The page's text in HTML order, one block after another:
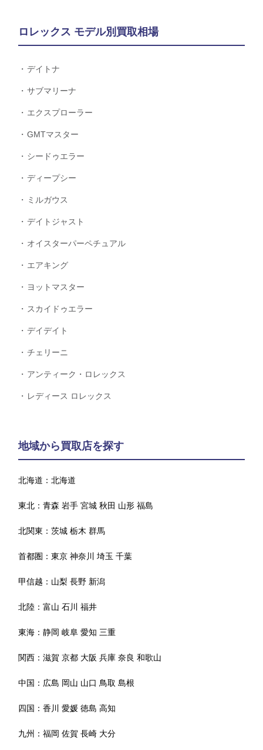
ロレックス モデル別買取相場
デイトナ
サブマリーナ
エクスプローラー
GMTマスター
シードゥエラー
ディープシー
ミルガウス
デイトジャスト
オイスターパーペチュアル
エアキング
ヨットマスター
スカイドゥエラー
デイデイト
チェリーニ
アンティーク・ロレックス
レディース ロレックス
地域から買取店を探す
北海道：北海道
東北：青森 岩手 宮城 秋田 山形 福島
北関東：茨城 栃木 群馬
首都圏：東京 神奈川 埼玉 千葉
甲信越： 山梨 長野 新潟
北陸：富山 石川 福井
東海：静岡 岐阜 愛知 三重
関西：滋賀 京都 大阪 兵庫 奈良 和歌山
中国： 広島 岡山 山口 鳥取 島根
四国：香川 愛媛 徳島 高知
九州：福岡 佐賀 長崎 大分